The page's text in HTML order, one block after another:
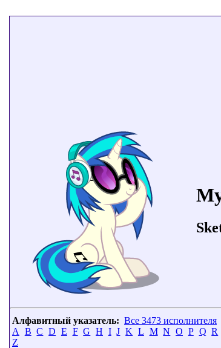
Алфавитный указатель: Все 3473 исполнителя
A
B C D E F G H I J K L M N O P Q R
Z